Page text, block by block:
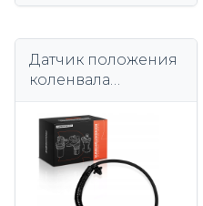
Датчик положения
коленвала
Hyundai Tucson TL
TLE KIA Cee'D JD